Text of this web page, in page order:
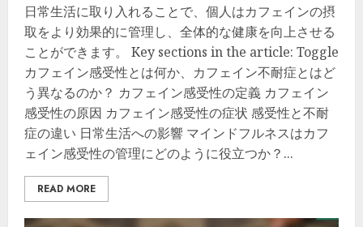
日常生活に取り入れることで、個人はカフェインの摂
取をより効果的に管理し、全体的な健康を向上させる
ことができます。 Key sections in the article: Toggle
カフェイン感受性とは何か、カフェイン不耐症とはど
う異なるのか？ カフェイン感受性の定義 カフェイン
感受性の原因 カフェイン感受性の症状 感受性と不耐
症の違い 日常生活への影響 マインドフルネスはカフ
ェイン感受性の管理にどのように役立つか？...
READ MORE